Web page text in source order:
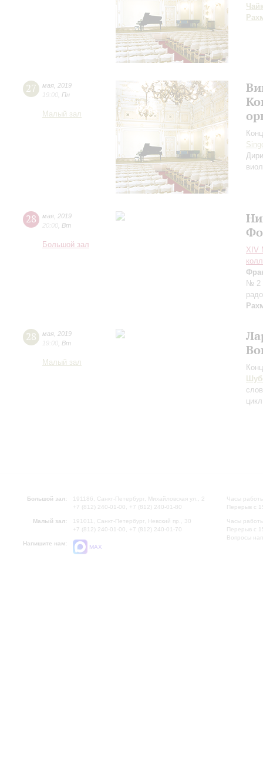
27 мая 2019
19:00 Пн
Малый зал
28 мая 2019
20:00 Вт
Большой зал
XIV
№ 2
28 мая 2019
19:00 Вт
Малый зал
Большой зал:
191186, Санкт-Петербург, Михайловская ул., 2
+7 (812) 240-01-00, +7 (812) 240-01-80
Малый зал:
191011, Санкт-Петербург, Невский пр., 30
+7 (812) 240-01-00, +7 (812) 240-01-70
Напишите нам:
MAX
Часы
Перерыв с
Часы
Перерыв с
Вопросы